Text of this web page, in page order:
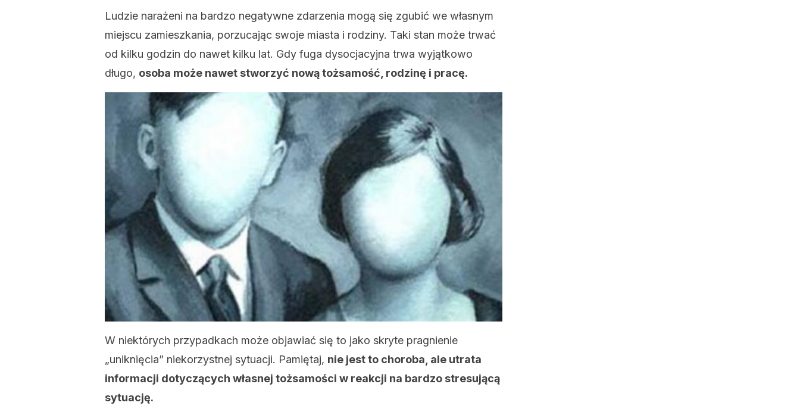
Ludzie narażeni na bardzo negatywne zdarzenia mogą się zgubić we własnym
miejscu zamieszkania, porzucając swoje miasta i rodziny. Taki stan może trwać
od kilku godzin do nawet kilku lat. Gdy fuga dysocjacyjna trwa wyjątkowo
długo, osoba może nawet stworzyć nową tożsamość, rodzinę i pracę.
W niektórych przypadkach może objawiać się to jako skryte pragnienie
„uniknięcia” niekorzystnej sytuacji. Pamiętaj, nie jest to choroba, ale utrata
informacji dotyczących własnej tożsamości w reakcji na bardzo stresującą
sytuację.